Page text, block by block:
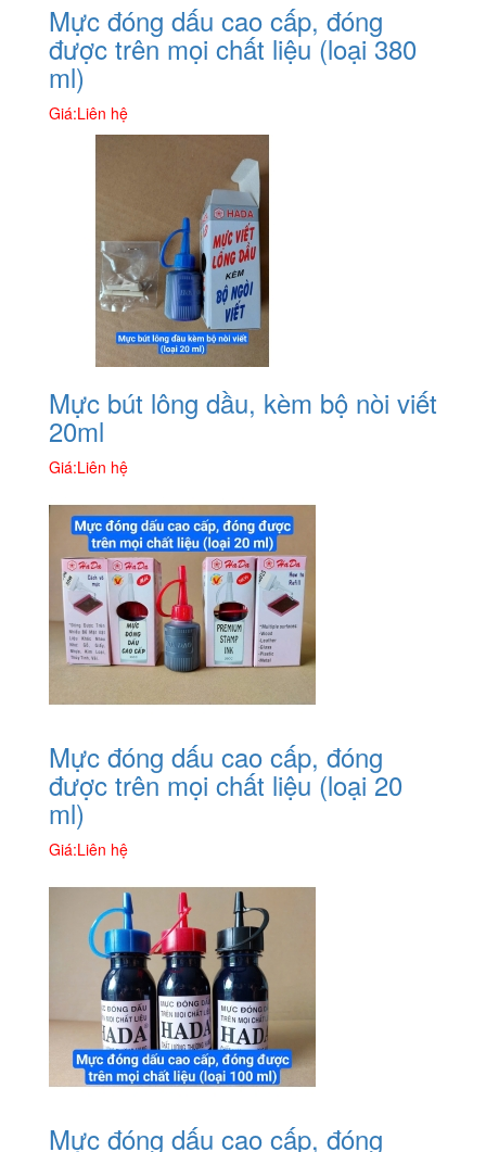
Mực đóng dấu cao cấp, đóng
được trên mọi chất liệu (loại 380
ml)
Giá:Liên hệ
Mực bút lông dầu, kèm bộ nòi viết
20ml
Giá:Liên hệ
Mực đóng dấu cao cấp, đóng
được trên mọi chất liệu (loại 20
ml)
Giá:Liên hệ
Mực đóng dấu cao cấp, đóng